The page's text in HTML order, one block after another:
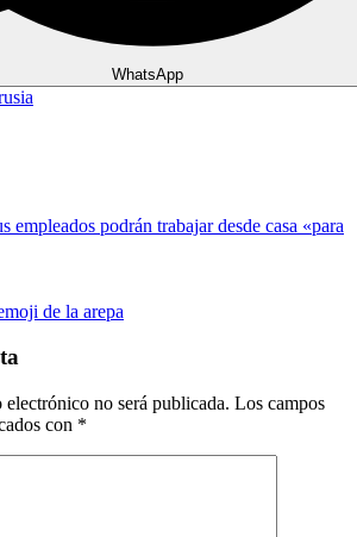
WhatsApp
empleados podrán trabajar desde casa «para
de la arepa
no será publicada. Los campos
con *